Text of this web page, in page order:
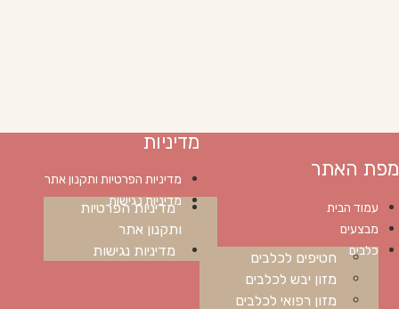
מפת האתר
עמוד הבית
מבצעים
כלבים
חטיפים לכלבים
מזון יבש לכלבים
מזון רפואי לכלבים
מדיניות
מדיניות הפרטיות ותקנון אתר
מדיניות נגישות
מדיניות הפרטיות
ותקנון אתר
מדיניות נגישות